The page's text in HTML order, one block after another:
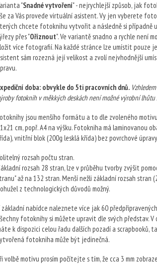
"Snadné vytvoření" - nejrychlejší způsob, jak
za Vás provede virtuální asistent. Vy jen vyberete
chcete fotoknihu vytvořit a následně si případně
přes "Oříznout". Ve variantě snadno a rychle není
více fotografií. Na každé stránce lze umístit pouze
sám rozezná její velikost a zvolí nejvhodnější
doba: obvykle do 5ti pracovních dnů.
fotoknih v měkkých deskách není možné výrobní
jsou menšího formátu a to dle zvoleného
cm, popř. A4 na výšku. Fotokniha má laminovanou
vnitřní blok (200g lesklá křída) bez povrchové
rozsah počtu stran.
rozsah 28 stran, lze v průběhu tvorby zvýšit
až na 132 stran. Menší nežli základní rozsah stran
z technologických důvodů možný.
základní nabídce naleznete více jak 60
fotoknihy si můžete upravit dle svých představ.
k dispozici celou řadu dalších pozadí a scrapbooků,
fotokniha může být jedinečná.
volbě motivu prosím počítejte s tím, že cca 3 mm